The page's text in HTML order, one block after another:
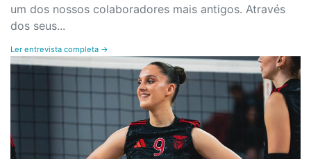
um dos nossos colaboradores mais antigos. Através
dos seus...
Ler entrevista completa →